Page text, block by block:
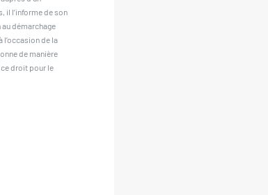
il l’informe de son
démarchage
de la
de manière
droit pour le